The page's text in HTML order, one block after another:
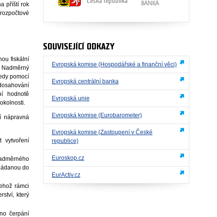
příští rok
fiskální
pomocí
hodnotě
nápravná
vytvoření
do
rámci
který
čerpání
SOUVISEJÍCÍ ODKAZY
Evropská komise (Hospodářské a finanční věci)
Evropská centrální banka
Evropská unie
Evropská komise (Eurobarometer)
Evropská komise (Zastoupení v České
republice)
Euroskop.cz
EurActiv.cz